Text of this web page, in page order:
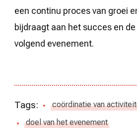
een continu proces van groei
bijdraagt aan het succes en
volgend evenement.
Tags:
coördinatie van
doel van het evenement